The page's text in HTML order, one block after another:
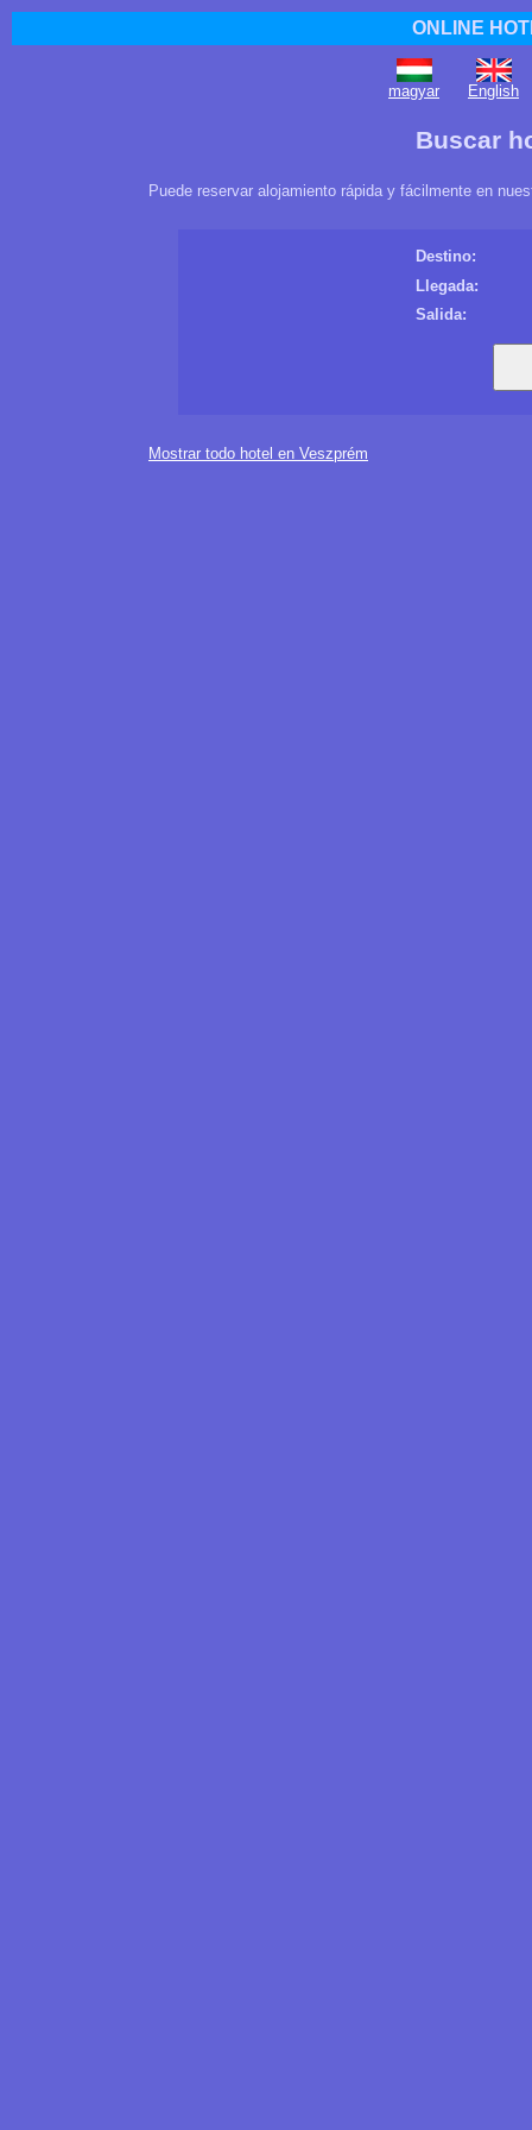
ONLINE
magyar English
Buscar
Puede reservar alojamiento rápida y fácilmente en
Destino:
Llegada:
Salida:
Mostrar todo hotel en Veszprém